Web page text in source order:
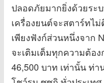
ปลอดภัยมากยิ่งด้วยระ
เครื่องยนต์จะสตาร์ทไ
เพียงฟังก์ส่วนหนึ่งจาก
จะเติมเต็มทุกความต้อ
46,500 บาท เท่านั้น ท่